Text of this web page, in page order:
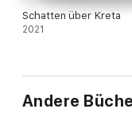
Schatten über Kreta
2021
Andere